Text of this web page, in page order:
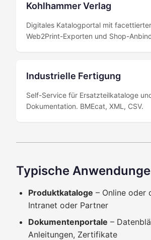
Kohlhammer Verlag
Digitales Katalogportal mit
Web2Print-Exporten und Shop-
Industrielle Fertigung
Self-Service für Ersatzteilkataloge
Dokumentation. BMEcat, XML, CSV.
Typische
Produktkataloge – Online oder
Intranet oder Partner
Dokumentenportale –
Anleitungen, Zertifikate